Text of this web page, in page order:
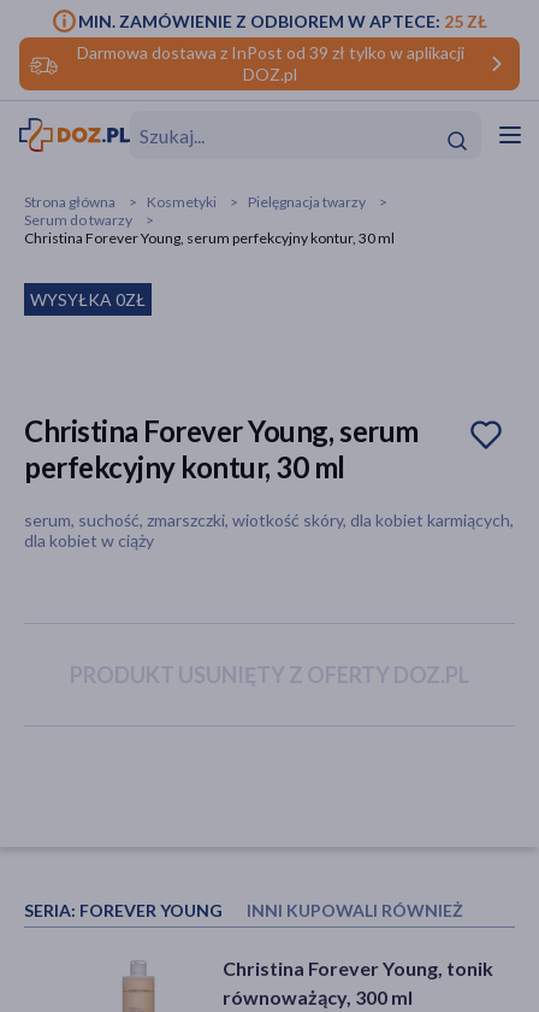
Darmowa dostawa z InPost od 39 zł tylko w aplikacji
DOZ.pl
MIN. ZAMÓWIENIE Z ODBIOREM W APTECE: 25 ZŁ
Hit
makijażu
Strona główna Kosmetyki
Pielęgnacja twarzy
Serum do twarzy
Christina Forever Young, serum perfekcyjny kontur, 30 ml
WYSYŁKA 0ZŁ
Christina Forever Young, serum
perfekcyjny kontur, 30 ml
serum, suchość, zmarszczki, wiotkość skóry, dla kobiet karmiących,
dla kobiet w ciąży
PRODUKT USUNIĘTY Z OFERTY DOZ.PL
SERIA: FOREVER YOUNG INNI KUPOWALI RÓWNIEŻ
Enilome Pro Stop Age, serum do
twarzy, 30 ml
Christina Forever Young, tonik
równoważący, 300 ml